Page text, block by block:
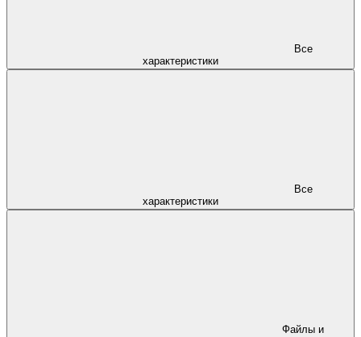
характеристики
характеристики